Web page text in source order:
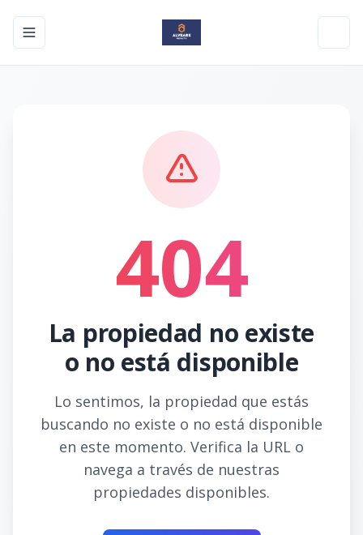
Toggle navigation menu
404
La propiedad no existe
o no está disponible
Lo sentimos, la propiedad que estás
buscando no existe o no está disponible
en este momento. Verifica la URL o
navega a través de nuestras
propiedades disponibles.